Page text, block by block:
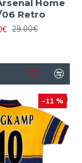
Home
Retro
29.00€
-11 %